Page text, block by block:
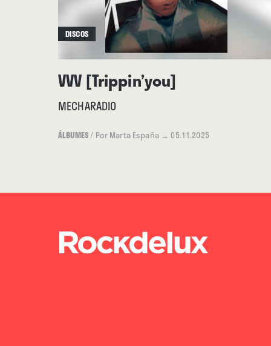
DISCOS
VVV [Trippin’you]
MECHARADIO
ÁLBUMES/ Por Marta España → 05.11.2025